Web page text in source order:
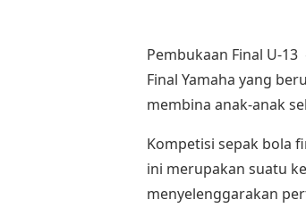
Pembukaan Final U-
Final Yamaha yang
membina anak-anak
Kompetisi sepak bola
ini merupakan suatu
menyelenggarakan